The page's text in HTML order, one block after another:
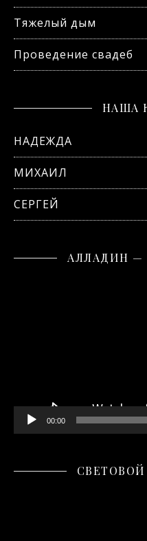
Тяжелый дым
Проведение свадеб
НАША
НАДЕЖДА
МИХАИЛ
СЕРГЕЙ
АЛЛАДИН —
00:00